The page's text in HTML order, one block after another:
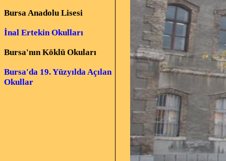
Bursa Anadolu Lisesi
İnal Ertekin Okulları
Bursa'nın Köklü Okuları
Bursa'da 19. Yüzyılda Açılan
Okullar